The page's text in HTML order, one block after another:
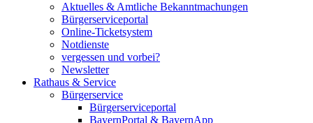
Aktuelles & Amtliche Bekanntmachungen
Bürgerserviceportal
Online-Ticketsystem
Notdienste
vergessen und vorbei?
Newsletter
Rathaus & Service
Bürgerservice
Bürgerserviceportal
BayernPortal & BayernApp